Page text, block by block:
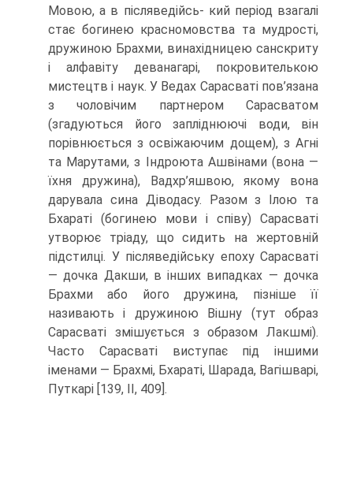
Мовою, а в післяведійсь- кий період взагалі
стає богинею красномовства та мудрості,
дружиною Брахми, винахідницею санскриту
і алфавіту деванагарі, покровителькою
мистецтв і наук. У Ведах Сарасваті пов’язана
з чоловічим партнером Сарасватом
(згадуються його запліднюючі води, він
порівнюється з освіжаючим дощем), з Агні
та Марутами, з Індроюта Ашвінами (вона —
їхня дружина), Вадхр’яшвою, якому вона
дарувала сина Діводасу. Разом з Ілою та
Бхараті (богинею мови і співу) Сарасваті
утворює тріа­ду, що сидить на жертовній
підстилці. У післяведійську епоху Сарасваті
— дочка Дакши, в інших випадках — дочка
Брахми або його дружина, пізніше її
називають і дружиною Вішну (тут образ
Сарасваті змішується з образом Лакшмі).
Часто Сара­сваті виступає під іншими
іменами — Брахмі, Бхараті, Шарада, Вагішварі,
Путкарі [139, II, 409].